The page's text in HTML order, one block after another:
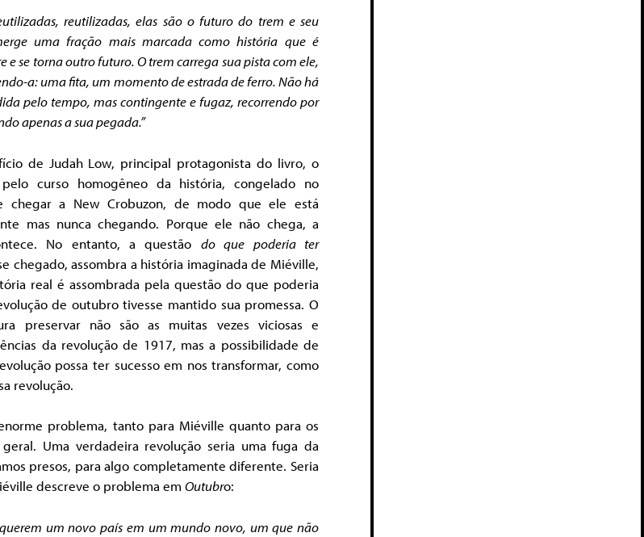
reutilizadas, elas são o futuro do trem e seu
uma fração mais marcada como história que é
se torna outro futuro. O trem carrega sua pista com ele,
a:uma fita, um momento de estrada de ferro. Não há
pelo tempo, mas contingente e fugaz, recorrendo por
apenas a sua pegada.”
de Judah Low, principal protagonista do livro, o
curso homogêneo da história, congelado no
chegar a New Crobuzon, de modo que ele está
mas nunca chegando. Porque ele não chega, a
No entanto, a questão do que poderia ter
chegado, assombra a história imaginada de Miéville,
real é assombrada pela questão do que poderia
de outubro tivesse mantido sua promessa. O
preservar não são as muitas vezes viciosas e
da revolução de 1917, mas a possibilidade de
possa ter sucesso em nos transformar, como
revolução.
problema, tanto para Miéville quanto para os
Uma verdadeira revolução seria uma fuga da
presos, para algo completamente diferente. Seria
descreve o problema em Outubro:
querem um novo país em um mundo novo, um que não